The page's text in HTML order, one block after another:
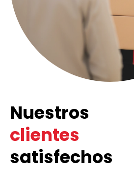
Nuestros
clientes
satisfechos